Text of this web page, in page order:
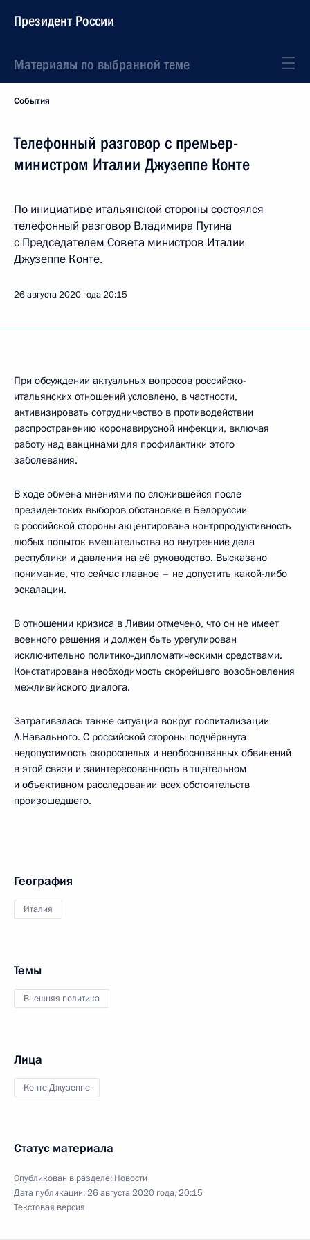
Президент России
Материалы по выбранной теме
События
Телефонный разговор с премьер-
министром Италии Джузеппе Конте
По инициативе итальянской стороны состоялся
телефонный разговор Владимира Путина
с Председателем Совета министров Италии
Джузеппе Конте.
26 августа 2020 года20:15
При обсуждении актуальных вопросов российско-
итальянских отношений условлено, в частности,
активизировать сотрудничество в противодействии
распространению коронавирусной инфекции, включая
работу над вакцинами для профилактики этого
заболевания.
В ходе обмена мнениями по сложившейся после
президентских выборов обстановке в Белоруссии
с российской стороны акцентирована контрпродуктивность
любых попыток вмешательства во внутренние дела
республики и давления на её руководство. Высказано
понимание, что сейчас главное – не допустить какой-либо
эскалации.
В отношении кризиса в Ливии отмечено, что он не имеет
военного решения и должен быть урегулирован
исключительно политико-дипломатическими средствами.
Констатирована необходимость скорейшего возобновления
межливийского диалога.
Затрагивалась также ситуация вокруг госпитализации
А.Навального. С российской стороны подчёркнута
недопустимость скороспелых и необоснованных обвинений
в этой связи и заинтересованность в тщательном
и объективном расследовании всех обстоятельств
произошедшего.
География
Италия
Темы
Внешняя политика
Лица
Конте Джузеппе
Статус материала
Опубликован в разделе: Новости
Дата публикации:26 августа 2020 года, 20:15
Текстовая версия